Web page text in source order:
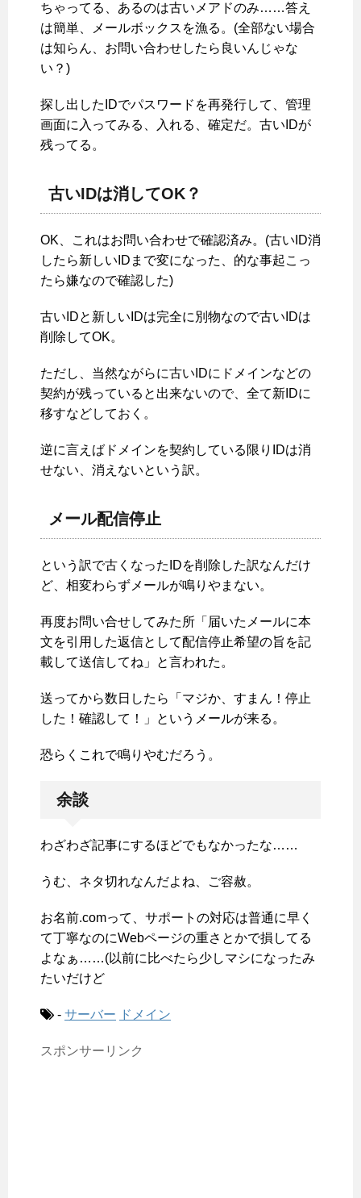
ちゃってる、あるのは古いメアドのみ……答え
は簡単、メールボックスを漁る。(全部ない場合
は知らん、お問い合わせしたら良いんじゃな
い？)
探し出したIDでパスワードを再発行して、管理
画面に入ってみる、入れる、確定だ。古いIDが
残ってる。
古いIDは消してOK？
OK、これはお問い合わせで確認済み。(古いID消
したら新しいIDまで変になった、的な事起こっ
たら嫌なので確認した)
古いIDと新しいIDは完全に別物なので古いIDは
削除してOK。
ただし、当然ながらに古いIDにドメインなどの
契約が残っていると出来ないので、全て新IDに
移すなどしておく。
逆に言えばドメインを契約している限りIDは消
せない、消えないという訳。
メール配信停止
という訳で古くなったIDを削除した訳なんだけ
ど、相変わらずメールが鳴りやまない。
再度お問い合せしてみた所「届いたメールに本
文を引用した返信として配信停止希望の旨を記
載して送信してね」と言われた。
送ってから数日したら「マジか、すまん！停止
した！確認して！」というメールが来る。
恐らくこれで鳴りやむだろう。
余談
わざわざ記事にするほどでもなかったな……
うむ、ネタ切れなんだよね、ご容赦。
お名前.comって、サポートの対応は普通に早く
て丁寧なのにWebページの重さとかで損してる
よなぁ……(以前に比べたら少しマシになったみ
たいだけど
- サーバー ドメイン
スポンサーリンク